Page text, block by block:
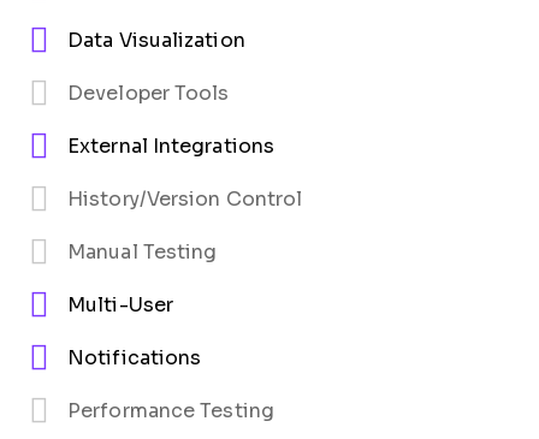
Data Visualization
Developer Tools
External Integrations
History/Version Control
Manual Testing
Multi-User
Notifications
Performance Testing